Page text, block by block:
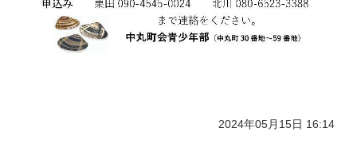
2024年05月15日 16:14